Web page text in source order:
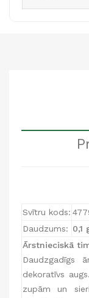
Svītru kods:
Daudzums: 0,1
Ārstnieciskā
Daudzgadīgs
dekoratīvs
zupām un